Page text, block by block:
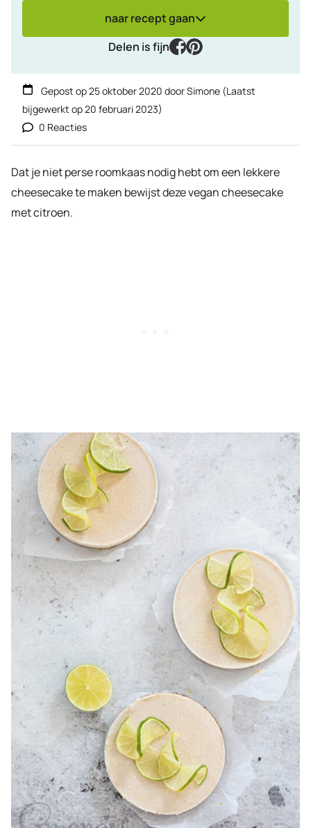
naar recept gaan
Delen is fijn
facebook
pinterest
Gepost op25 oktober 2020 doorSimone (Laatst
bijgewerkt op20 februari 2023)
0 Reacties
Dat je niet perse roomkaas nodig hebt om een lekkere
cheesecake te maken bewijst deze vegan cheesecake
met citroen.